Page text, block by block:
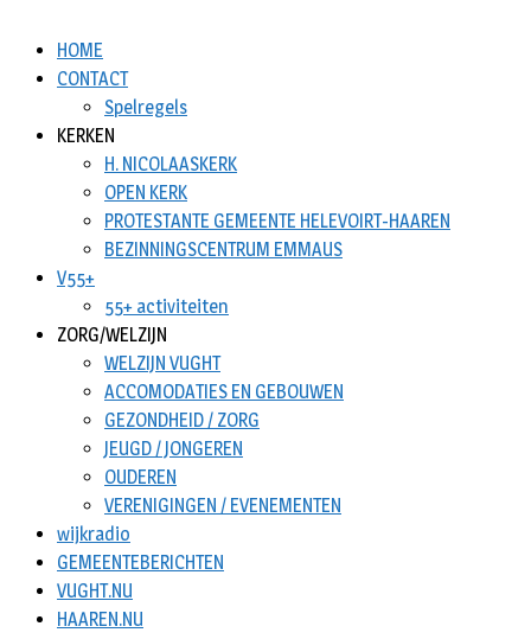
HOME
CONTACT
Spelregels
KERKEN
H. NICOLAASKERK
OPEN KERK
PROTESTANTE GEMEENTE HELEVOIRT-HAAREN
BEZINNINGSCENTRUM EMMAUS
V55+
55+ activiteiten
ZORG/WELZIJN
WELZIJN VUGHT
ACCOMODATIES EN GEBOUWEN
GEZONDHEID / ZORG
JEUGD / JONGEREN
OUDEREN
VERENIGINGEN / EVENEMENTEN
wijkradio
GEMEENTEBERICHTEN
VUGHT.NU
HAAREN.NU